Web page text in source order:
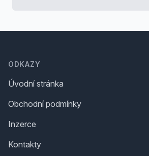
ODKAZY
Úvodní stránka
Obchodní podmínky
Inzerce
Kontakty